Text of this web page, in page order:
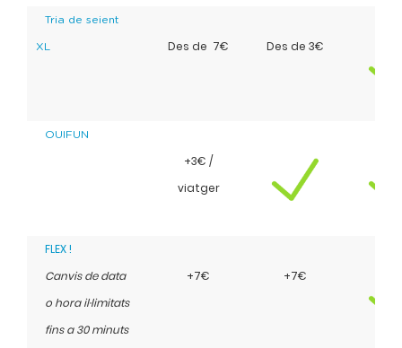
Tria de seient
XL Des de 7€ Des de 3€
OUIFUN
+3€ /
viatger
FLEX !
Canvis de data
o hora il·limitats
fins a 30 minuts
+7€ +7€